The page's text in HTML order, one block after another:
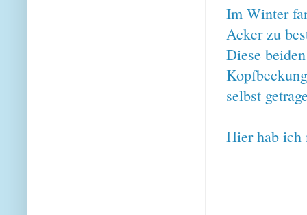
Im Winter
Acker zu
Diese
selbst
Hier hab